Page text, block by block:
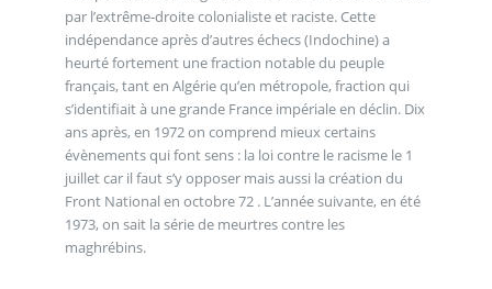
par l’extrême-droite colonialiste et raciste. Cette
indépendance après d’autres échecs (Indochine) a
heurté fortement une fraction notable du peuple
français, tant en Algérie qu’en métropole, fraction qui
s’identifiait à une grande France impériale en déclin. Dix
ans après, en 1972 on comprend mieux certains
évènements qui font sens : la loi contre le racisme le 1
juillet car il faut s’y opposer mais aussi la création du
Front National en octobre 72 . L’année suivante, en été
1973, on sait la série de meurtres contre les
maghrébins.